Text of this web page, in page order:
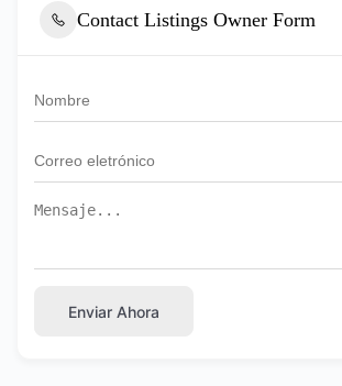
Contact Listings Owner Form
Enviar Ahora